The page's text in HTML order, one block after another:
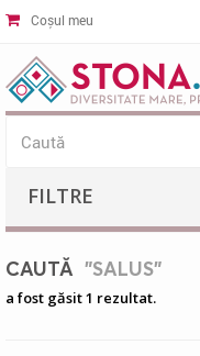
Coșul meu
FILTRE
CAUTĂ "SALUS"
a fost găsit 1 rezultat.